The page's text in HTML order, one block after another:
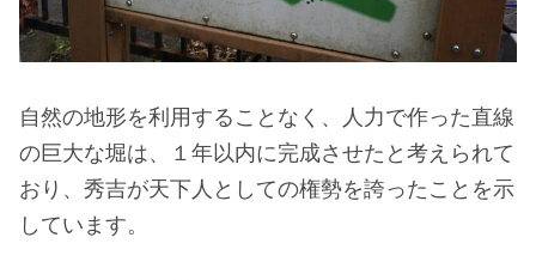
自然の地形を利用することなく、人力で作った直線
の巨大な堀は、１年以内に完成させたと考えられて
おり、秀吉が天下人としての権勢を誇ったことを示
しています。